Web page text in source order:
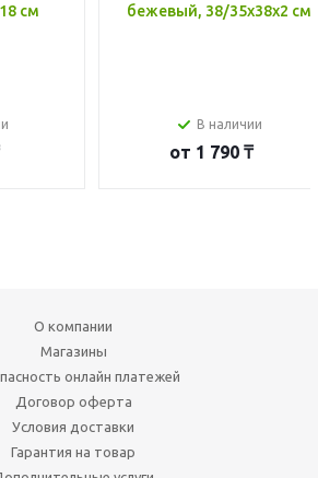
см
бежевый, 38/35x38x2 см
В наличии
от 1 790 ₸
О компании
Магазины
онлайн платежей
Договор оферта
Условия доставки
Гарантия на товар